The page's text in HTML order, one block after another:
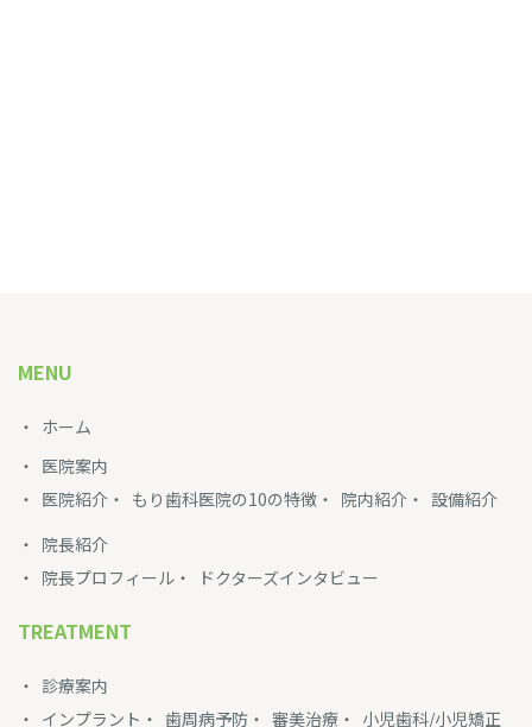
MENU
ホーム
医院案内
医院紹介
もり歯科医院の10の特徴 院内紹介
設備紹介
院長紹介
院長プロフィール
ドクターズインタビュー
TREATMENT
診療案内
インプラント
歯周病予防 審美治療
小児歯科/小児矯正